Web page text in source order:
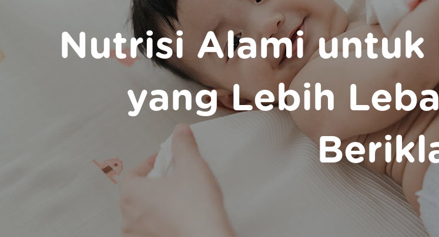
Nutrisi Alami untuk
yang Lebih